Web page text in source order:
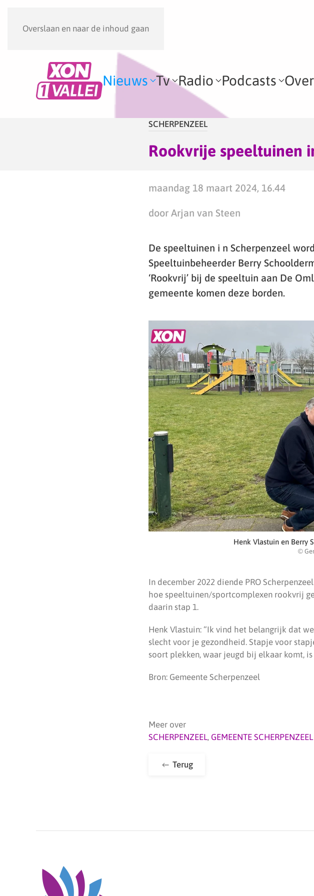
Overslaan en naar de inhoud gaan
Nieuws Tv Radio Podcasts
SCHERPENZEEL
Rookvrije speeltuinen
maandag 18 maart 2024, 16.44
door Arjan van Steen
De speeltuinen i n Scherpenzeel
Speeltuinbeheerder Berry
‘Rookvrij’ bij de speeltuin aan De
gemeente komen deze borden.
Henk Vlastuin en Berry
©
In december 2022 diende PRO
hoe speeltuinen/sportcomplexen rookvrij
daarin stap 1.
Henk Vlastuin: “Ik vind het belangrijk dat
slecht voor je gezondheid. Stapje voor
soort plekken, waar jeugd bij elkaar komt,
Bron: Gemeente Scherpenzeel
Meer over
SCHERPENZEEL, GEMEENTE SCHERPENZEEL
Terug